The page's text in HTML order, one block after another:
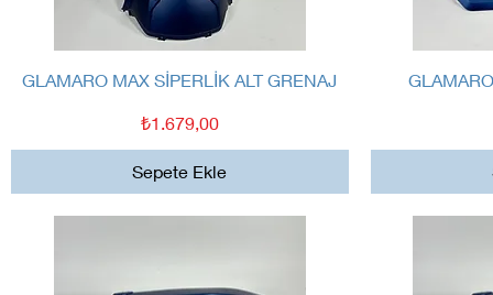
Hızlı Bakış
GLAMARO MAX SİPERLİK ALT GRENAJ
Fiyat
₺1.679,00
Sepete Ekle